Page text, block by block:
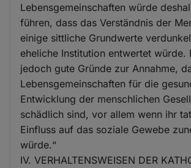
Lebensgemeinschaften würde
führen, dass das Verständnis der
einige sittliche Grundwerte
eheliche Institution entwertet würde.
jedoch gute Gründe zur Annahme,
Lebensgemeinschaften für die
Entwicklung der menschlichen
schädlich sind, vor allem wenn ihr
Einfluss auf das soziale Gewebe
würde.“
IV. VERHALTENSWEISEN DER